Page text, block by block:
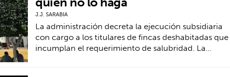
J.J. SARABIA
La administración decreta la ejecución subsidiaria
con cargo a los titulares de fincas deshabitadas que
incumplan el requerimiento de salubridad. La…